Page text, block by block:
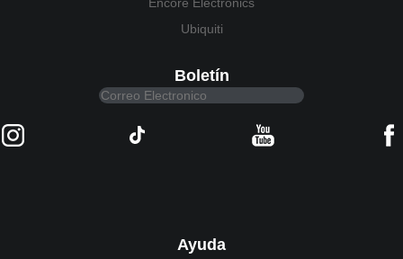
Encore Electronics
Ubiquiti
Boletín
Ayuda